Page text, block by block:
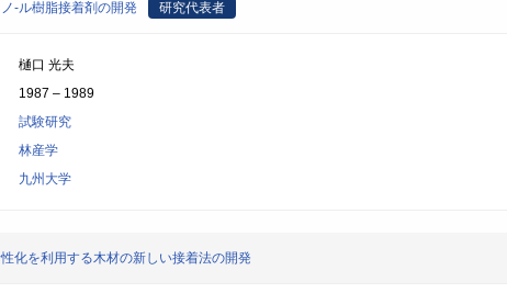
-ル樹脂接着剤の開発 研究代表者
樋口 光夫
1987 – 1989
試験研究
林産学
九州大学
化を利用する木材の新しい接着法の開発